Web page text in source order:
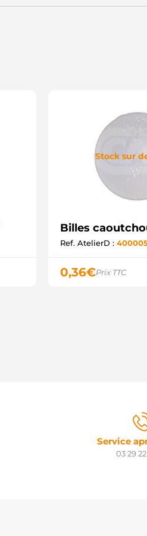
Stock sur
Billes
Ref. AtelierD :
0,36€Prix TTC
Service
03 29